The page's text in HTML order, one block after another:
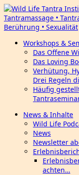
Workshops &
Das Offene
Das Loving
Verhütung,
Drei Regeln
Häufig
News & Inhalte
Wild Life
News
Newsletter
achten…